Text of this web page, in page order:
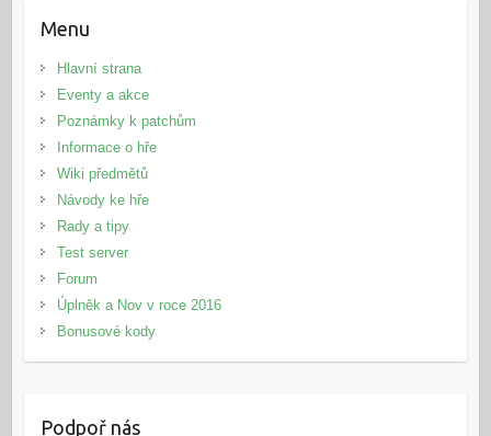
Menu
Hlavní strana
Eventy a akce
Poznámky k patchům
Informace o hře
Wiki předmětů
Návody ke hře
Rady a tipy
Test server
Forum
Úplněk a Nov v roce 2016
Bonusové kody
Podpoř nás